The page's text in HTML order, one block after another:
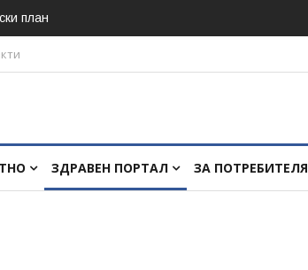
план
ЗДРАВЕН ПОРТАЛ ЗА ПОТРЕБИТЕЛЯ